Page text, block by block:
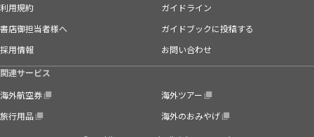
利用規約
ガイドライン
書店御担当者様へ
ガイドブックに投稿する
採用情報
お問い合わせ
関連サービス
海外航空券
海外ツアー
旅行用品
海外のおみやげ